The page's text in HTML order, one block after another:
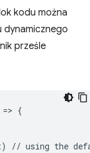
kodu można
dynamicznego
prześle
=> {
) // using the